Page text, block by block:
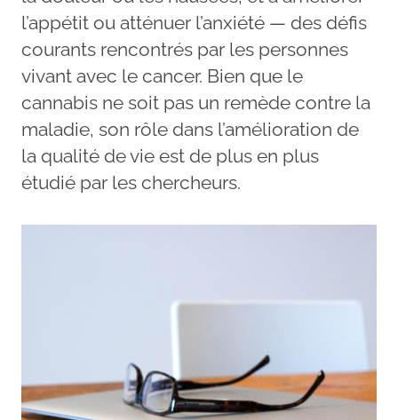
l’appétit ou atténuer l’anxiété — des défis
courants rencontrés par les personnes
vivant avec le cancer. Bien que le
cannabis ne soit pas un remède contre la
maladie, son rôle dans l’amélioration de
la qualité de vie est de plus en plus
étudié par les chercheurs.